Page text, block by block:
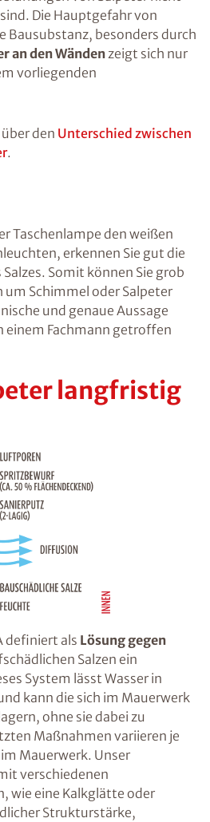
Die Hauptgefahr von
Bausubstanz, besonders durch
an den Wändenzeigt sich nur
vorliegenden
den Unterschied zwischen
.
Taschenlampe den weißen
erkennen Sie gut die
Somit können Sie grob
um Schimmel oder Salpeter
und genaue Aussage
einem Fachmann getroffen
langfristig
definiert als Lösung gegen
Salzen ein
System lässt Wasser in
kann die sich im Mauerwerk
ohne sie dabei zu
Maßnahmen variieren je
Mauerwerk. Unser
verschiedenen
wie eine Kalkglätte oder
Strukturstärke,